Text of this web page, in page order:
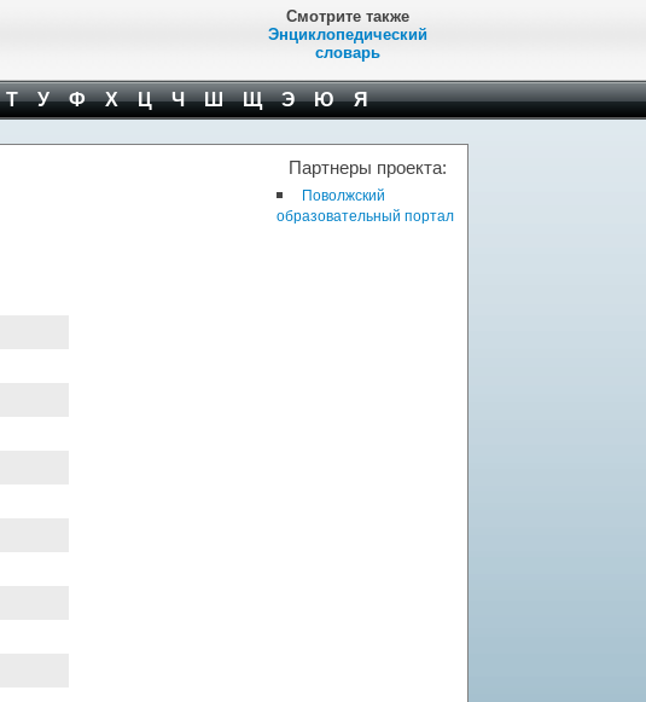
Смотрите также
Энциклопедический
словарь
Т У Ф Х Ц Ч Ш Щ Э Ю Я
Партнеры проекта:
Поволжский
образовательный портал